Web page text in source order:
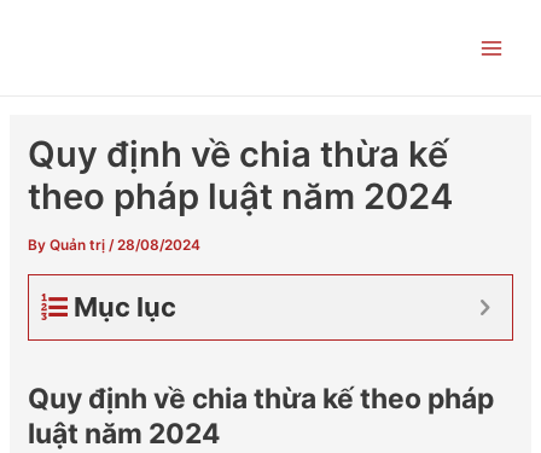
Quy định về chia thừa kế
theo pháp luật năm 2024
By Quản trị /28/08/2024
Mục lục
Quy định về chia thừa kế theo pháp
luật năm 2024